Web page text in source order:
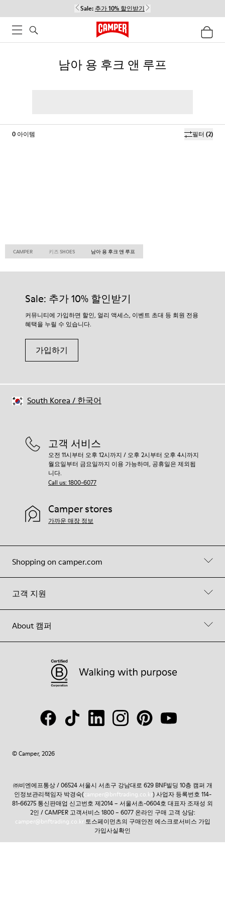
Sale: 추가 10% 할인받기
남아 용 후크 앤 루프
필터 (2)
0 아이템
CAMPER 키즈 SHOES 남아 용 후크 앤 루프
Sale: 추가 10% 할인받기
커뮤니티에 가입하면 할인, 얼리 액세스, 이벤트 초대 등 회원 전용
혜택을 누릴 수 있습니다.
가입하기
Shopping on camper.com
고객 지원
About 캠퍼
고객 서비스
오전 11시부터 오후 12시까지 / 오후 2시부터 오후 4시까지
월요일부터 금요일까지 이용 가능하며, 공휴일은 제외됩
니다.
Call us: 1800-6077
Camper stores
가까운 매장 정보
© Camper, 2026
South Korea / 한국어
㈜비엔에프통상 / 06524 서울시 서초구 강남대로 629 BNF빌딩 10층 캠퍼 개
인정보관리책임자 박경숙(camper@bnftrading.co.kr) 사업자 등록번호 114-
81-66275 통신판매업 신고번호 제2014 – 서울서초-0604호 대표자 조재성 외
2인 / CAMPER 고객서비스 1800 – 6077 온라인 구매 고객 상담:
camper@bnftrading.co.kr토스페이먼츠의 구매안전 에스크로서비스 가입
가입사실확인